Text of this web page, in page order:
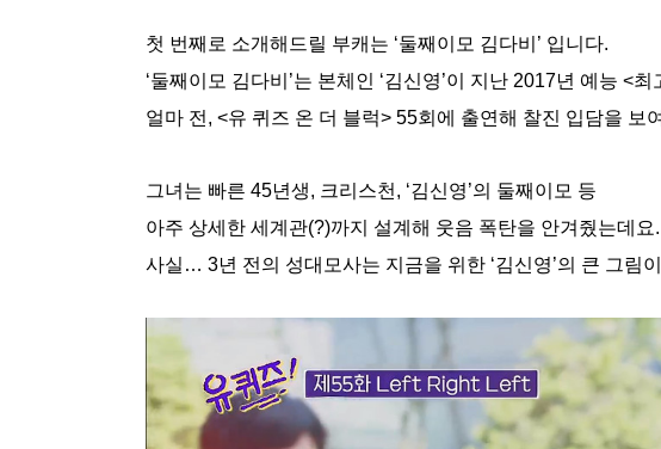
첫 번째로 소개해드릴 부캐는 ‘둘째이모 김다비’ 입니다.
‘둘째이모 김다비’는 본체인 ‘김신영’이 지난 2017년 예능 <
얼마 전, <유 퀴즈 온 더 블럭> 55회에 출연해 찰진 입담을 보
그녀는 빠른 45년생, 크리스천, ‘김신영’의 둘째이모 등
아주 상세한 세계관(?)까지 설계해 웃음 폭탄을 안겨줬는데요.
사실… 3년 전의 성대모사는 지금을 위한 ‘김신영’의 큰 그림